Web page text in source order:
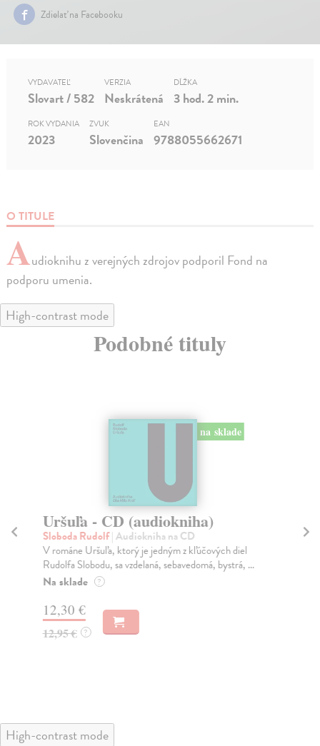
Zdielať na Facebooku
O TITULE
Audioknihu z verejných zdrojov podporil Fond na
podporu umenia.
VYDAVATEĽ
Slovart / 582
VERZIA
Neskrátená
DĹŽKA
3 hod. 2 min.
ROK VYDANIA
2023
ZVUK
Slovenčina
EAN
9788055662671
High-contrast mode
Podobné tituly
na sklade
Uršuľa - CD (audiokniha)
Sloboda Rudolf| Audiokniha na CD
V románe Uršuľa, ktorý je jedným z kľúčových diel
Rudolfa Slobodu, sa vzdelaná, sebavedomá, bystrá, ...
Na sklade ?
12,30 €
12,95 € ?
High-contrast mode